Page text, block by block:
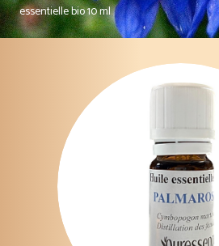
essentielle bio 10 ml